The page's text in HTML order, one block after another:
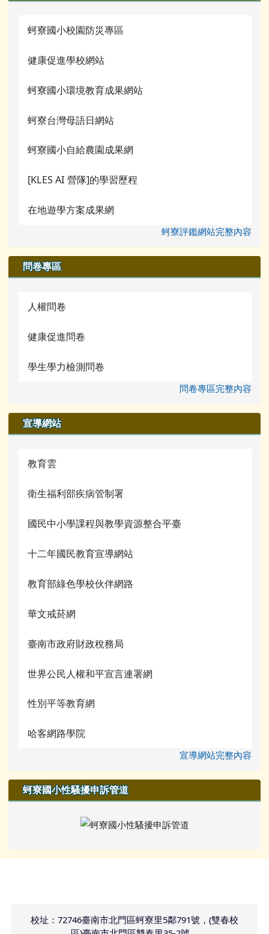
蚵寮國小校園防災專區
健康促進學校網站
蚵寮國小環境教育成果網站
蚵寮台灣母語日網站
蚵寮國小自給農園成果網
[KLES AI 營隊]的學習歷程
在地遊學方案成果網
蚵寮評鑑網站完整內容
問卷專區
人權問卷
健康促進問卷
學生學力檢測問卷
問卷專區完整內容
宣導網站
教育雲
衛生福利部疾病管制署
國民中小學課程與教學資源整合平臺
十二年國民教育宣導網站
教育部綠色學校伙伴網路
華文戒菸網
臺南市政府財政稅務局
世界公民人權和平宣言連署網
性別平等教育網
哈客網路學院
宣導網站完整內容
蚵寮國小性騷擾申訴管道
校址：72746臺南市北門區蚵寮里5鄰791號，(雙春校